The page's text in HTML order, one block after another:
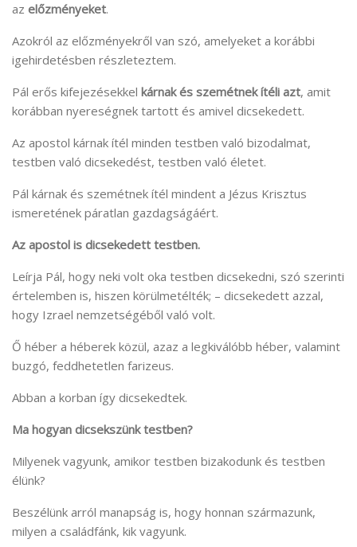
az előzményeket.
Azokról az előzményekről van szó, amelyeket a korábbi
igehirdetésben részleteztem.
Pál erős kifejezésekkel kárnak és szemétnek ítéli azt, amit
korábban nyereségnek tartott és amivel dicsekedett.
Az apostol kárnak ítél minden testben való bizodalmat,
testben való dicsekedést, testben való életet.
Pál kárnak és szemétnek ítél mindent a Jézus Krisztus
ismeretének páratlan gazdagságáért.
Az apostol is dicsekedett testben.
Leírja Pál, hogy neki volt oka testben dicsekedni, szó szerinti
értelemben is, hiszen körülmetélték; – dicsekedett azzal,
hogy Izrael nemzetségéből való volt.
Ő héber a héberek közül, azaz a legkiválóbb héber, valamint
buzgó, feddhetetlen farizeus.
Abban a korban így dicsekedtek.
Ma hogyan dicsekszünk testben?
Milyenek vagyunk, amikor testben bizakodunk és testben
élünk?
Beszélünk arról manapság is, hogy honnan származunk,
milyen a családfánk, kik vagyunk.